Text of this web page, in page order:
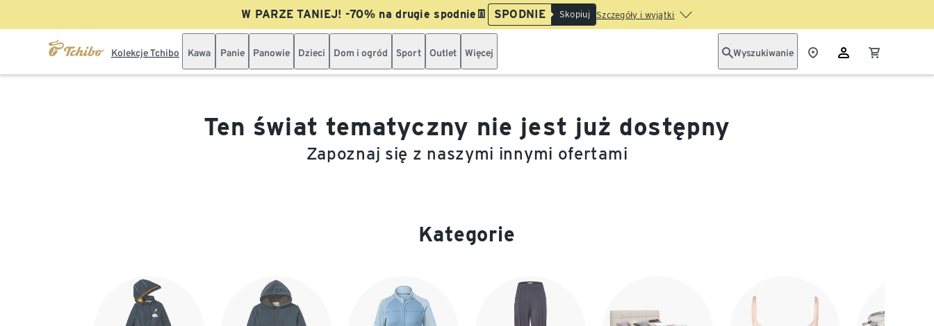
W PARZE TANIEJ! -70% na drugie spodnie👖 SPODNIE Skopiuj Szczegóły i wyjątki
Kolekcje Tchibo Kawa Panie Panowie Dzieci Dom i ogród Sport Outlet Więcej Wyszukiwanie
Ten świat tematyczny nie jest już dostępny
Zapoznaj się z naszymi innymi ofertami
Kategorie